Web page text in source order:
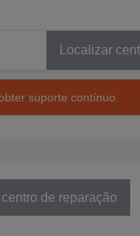
Localizar
suporte contínuo.
centro de reparação